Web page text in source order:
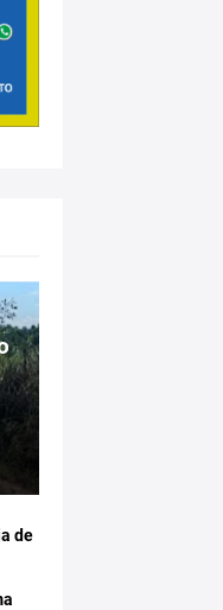
de